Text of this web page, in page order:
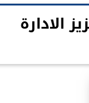
الادارة
بالتعاون مع هيئة